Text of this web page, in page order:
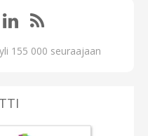
155 000 seuraajaan